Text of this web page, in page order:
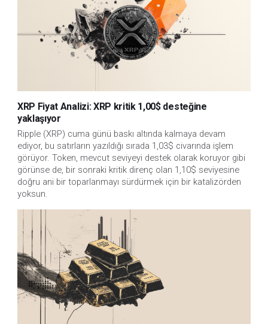
XRP Fiyat Analizi: XRP kritik 1,00$ desteğine
yaklaşıyor
Ripple (XRP) cuma günü baskı altında kalmaya devam
ediyor, bu satırların yazıldığı sırada 1,03$ civarında işlem
görüyor. Token, mevcut seviyeyi destek olarak koruyor gibi
görünse de, bir sonraki kritik direnç olan 1,10$ seviyesine
doğru ani bir toparlanmayı sürdürmek için bir katalizörden
yoksun.